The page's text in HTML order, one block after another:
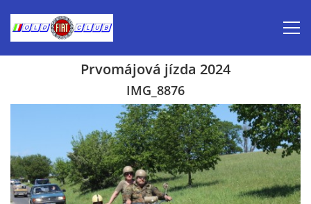
Aktuálně-pozvánky
Prvomájová jízda 2024
IMG_8876